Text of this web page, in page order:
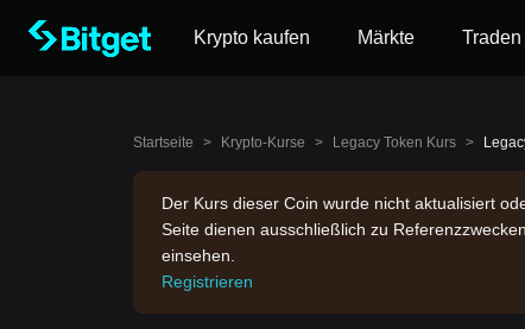
Krypto kaufen Märkte Traden
Startseite > Krypto-Kurse > Legacy Token Kurs >
Der Kurs dieser Coin wurde nicht aktualisiert
Seite dienen ausschließlich zu
einsehen.
Registrieren